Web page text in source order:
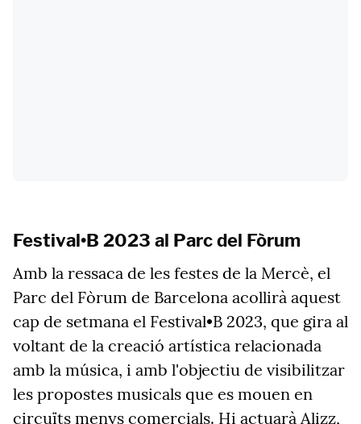
Festival•B 2023 al Parc del Fòrum
Amb la ressaca de les festes de la Mercè, el
Parc del Fòrum de Barcelona acollirà aquest
cap de setmana el Festival•B 2023, que gira al
voltant de la creació artística relacionada
amb la música, i amb l'objectiu de visibilitzar
les propostes musicals que es mouen en
circuïts menys comercials. Hi actuarà Alizz,